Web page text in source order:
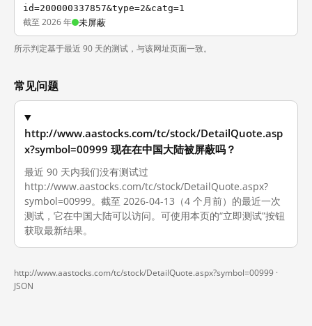
id=200000337857&type=2&catg=1
截至 2026 年 未屏蔽
所示判定基于最近 90 天的测试，与该网址页面一致。
常见问题
http://www.aastocks.com/tc/stock/DetailQuote.asp
x?symbol=00999 现在在中国大陆被屏蔽吗？
最近 90 天内我们没有测试过
http://www.aastocks.com/tc/stock/DetailQuote.aspx?
symbol=00999。截至 2026-04-13（4 个月前）的最近一次
测试，它在中国大陆可以访问。可使用本页的“立即测试”按钮
获取最新结果。
http://www.aastocks.com/tc/stock/DetailQuote.aspx?symbol=00999 ·
JSON